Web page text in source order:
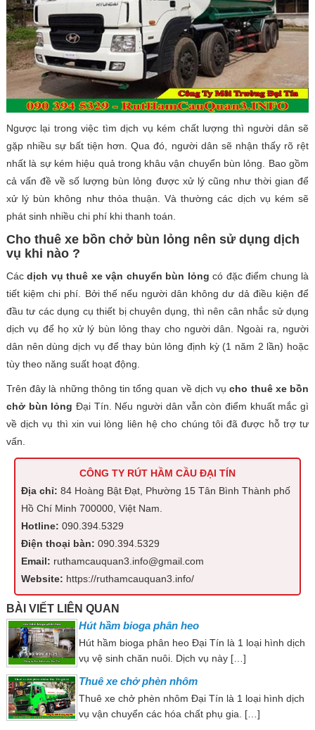
Ngược lại trong việc tìm dịch vụ kém chất lượng thì người dân sẽ
gặp nhiều sự bất tiện hơn. Qua đó, người dân sẽ nhận thấy rõ rệt
nhất là sự kém hiệu quả trong khâu vận chuyển bùn lỏng. Bao gồm
cả vấn đề về số lượng bùn lỏng được xử lý cũng như thời gian để
xử lý bùn không như thỏa thuận. Và thường các dịch vụ kém sẽ
phát sinh nhiều chi phí khi thanh toán.
Cho thuê xe bồn chở bùn lỏng nên sử dụng dịch
vụ khi nào ?
Cácdịch vụ thuê xe vận chuyển bùn lỏng có đặc điểm chung là
tiết kiệm chi phí. Bởi thế nếu người dân không dư dả điều kiện để
đầu tư các dụng cụ thiết bị chuyên dụng, thì nên cân nhắc sử dụng
dịch vụ để họ xử lý bùn lỏng thay cho người dân. Ngoài ra, người
dân nên dùng dịch vụ để thay bùn lỏng định kỳ (1 năm 2 lần) hoặc
tùy theo năng suất hoạt động.
Trên đây là những thông tin tổng quan về dịch vụcho thuê xe bồn
chở bùn lỏng Đại Tín. Nếu người dân vẫn còn điểm khuất mắc gì
về dịch vụ thì xin vui lòng liên hệ cho chúng tôi đã được hỗ trợ tư
vấn.
CÔNG TY RÚT HẦM CẦU ĐẠI TÍN
Địa chỉ: 84 Hoàng Bật Đạt, Phường 15 Tân Bình Thành phố
Hồ Chí Minh 700000, Việt Nam.
Hotline:090.394.5329
Điện thoại bàn:090.394.5329
Email: ruthamcauquan3.info@gmail.com
Website: https://ruthamcauquan3.info/
BÀI VIẾT LIÊN QUAN
Hút hầm bioga phân heo
Hút hầm bioga phân heo Đại Tín là 1 loại hình dịch
vụ vệ sinh chăn nuôi. Dịch vụ này […]
Thuê xe chở phèn nhôm
Thuê xe chở phèn nhôm Đại Tín là 1 loại hình dịch
vụ vận chuyển các hóa chất phụ gia. […]